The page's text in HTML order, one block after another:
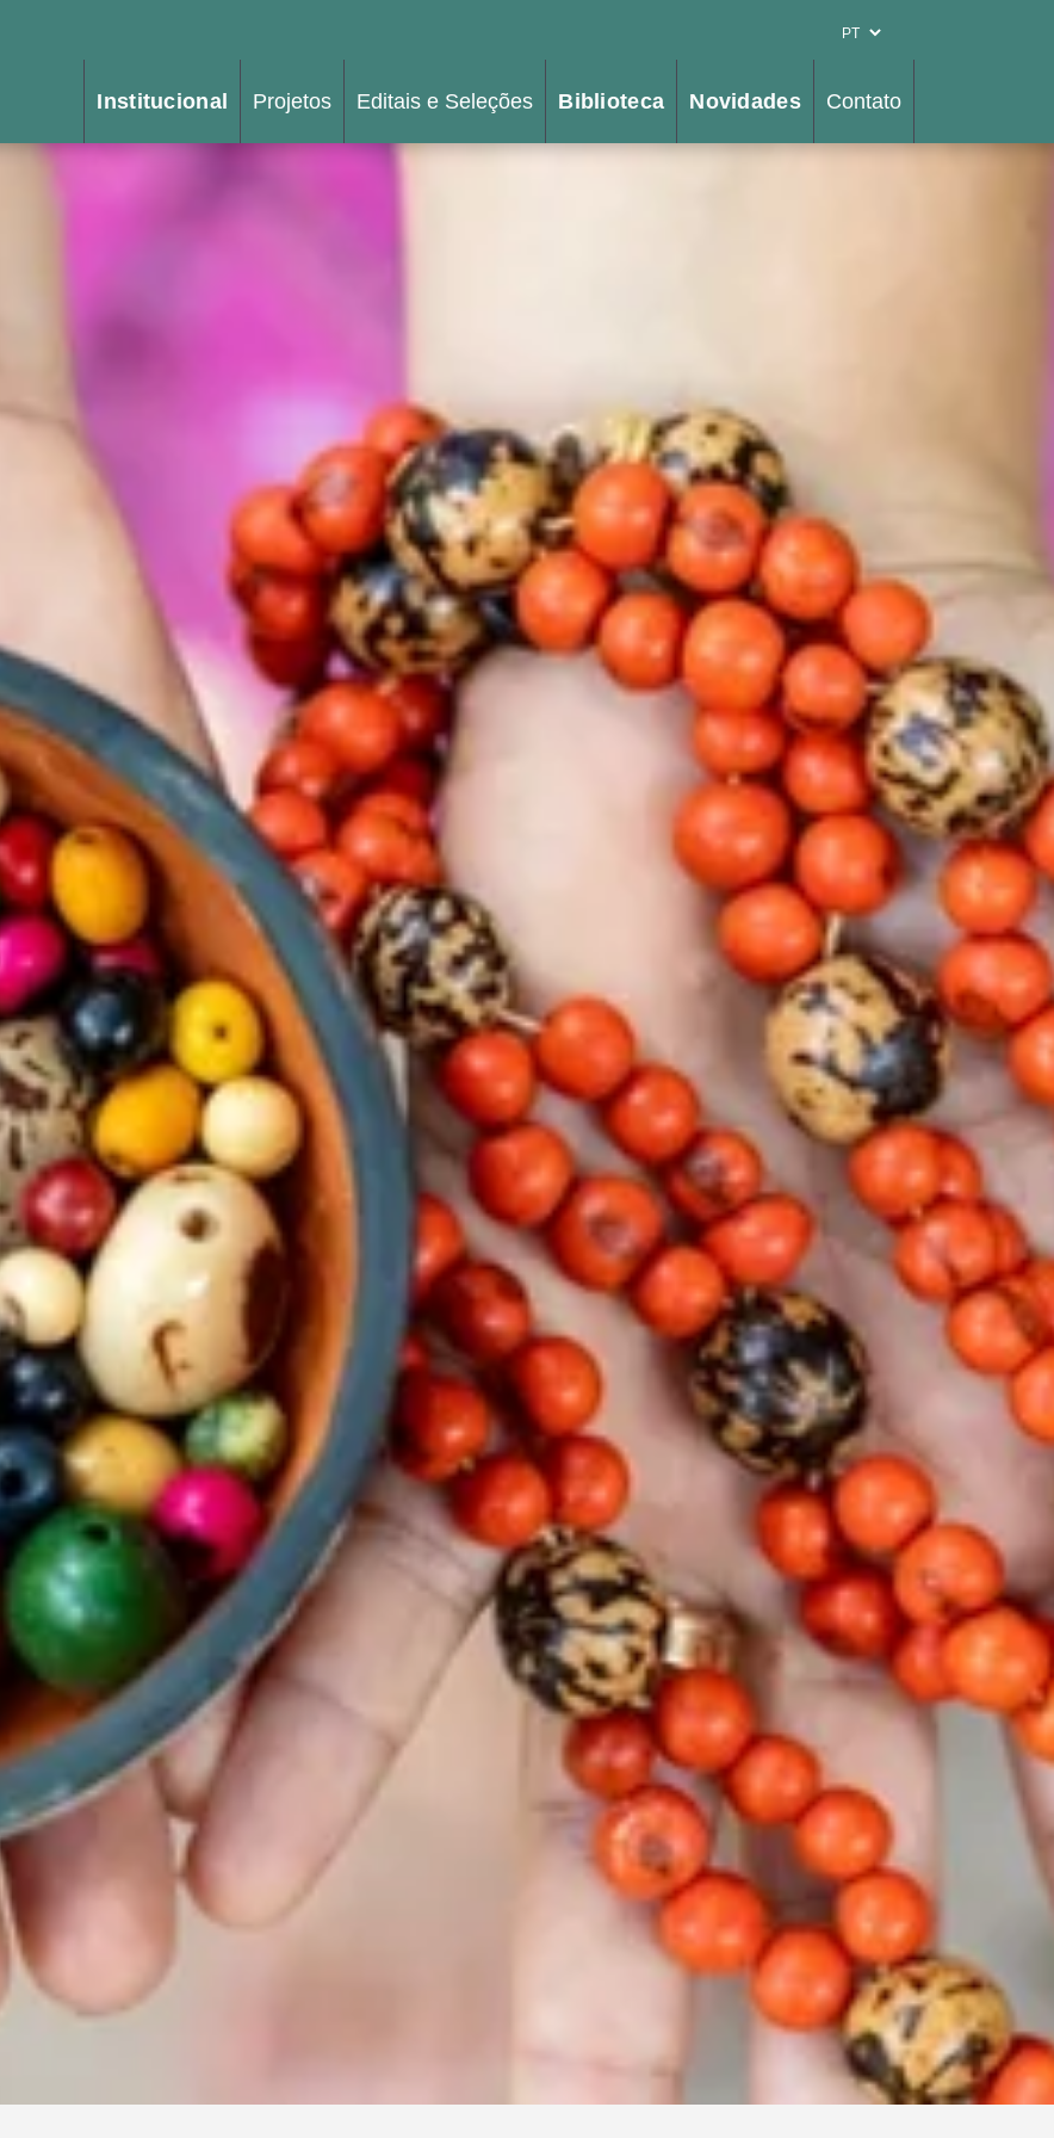
Institucional Projetos Editais e Seleções Biblioteca Novidades Contato